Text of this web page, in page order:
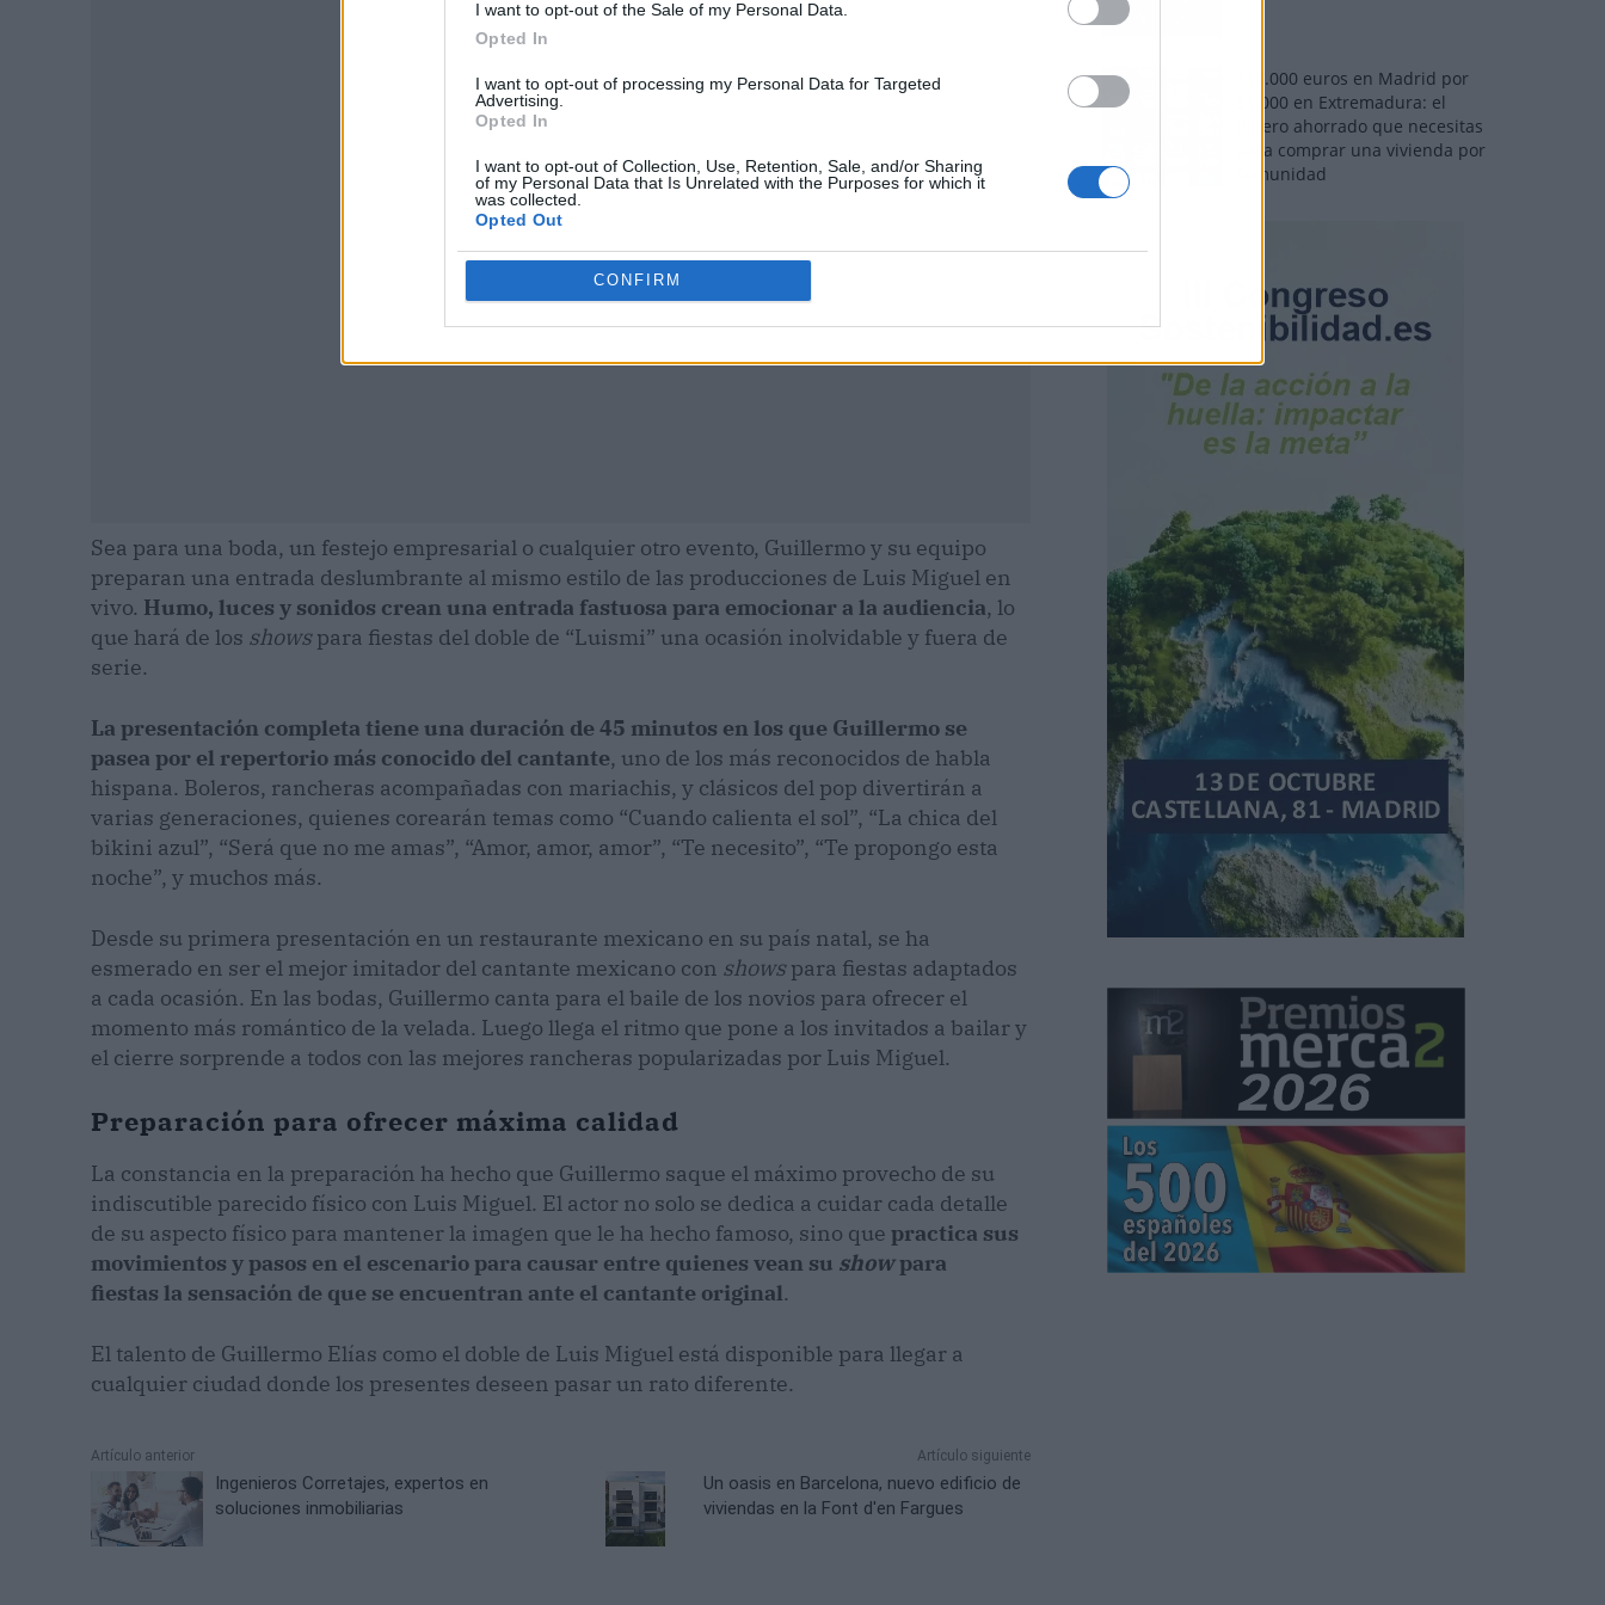
I want to opt-out of the Sale of my Personal Data.
Opted In
I want to opt-out of processing my Personal Data for Targeted
Advertising.
Opted In
I want to opt-out of Collection, Use, Retention, Sale, and/or Sharing
of my Personal Data that Is Unrelated with the Purposes for which it
was collected.
Opted Out
CONFIRM
Publicidad
Sea para una boda, un festejo empresarial o cualquier otro evento, Guillermo y su equipo
preparan una entrada deslumbrante al mismo estilo de las producciones de Luis Miguel en
vivo. Humo, luces y sonidos crean una entrada fastuosa para emocionar a la audiencia, lo
que hará de los showspara fiestas del doble de “Luismi” una ocasión inolvidable y fuera de
serie.
La presentación completa tiene una duración de 45 minutos en los que Guillermo se
pasea por el repertorio más conocido del cantante, uno de los más reconocidos de habla
hispana. Boleros, rancheras acompañadas con mariachis, y clásicos del pop divertirán a
varias generaciones, quienes corearán temas como “Cuando calienta el sol”, “La chica del
bikini azul”, “Será que no me amas”, “Amor, amor, amor”, “Te necesito”, “Te propongo esta
noche”, y muchos más.
Desde su primera presentación en un restaurante mexicano en su país natal, se ha
esmerado en ser el mejor imitador del cantante mexicano con showspara fiestas adaptados
a cada ocasión. En las bodas, Guillermo canta para el baile de los novios para ofrecer el
momento más romántico de la velada. Luego llega el ritmo que pone a los invitados a bailar y
el cierre sorprende a todos con las mejores rancheras popularizadas por Luis Miguel.
Preparación para ofrecer máxima calidad
La constancia en la preparación ha hecho que Guillermo saque el máximo provecho de su
indiscutible parecido físico con Luis Miguel. El actor no solo se dedica a cuidar cada detalle
de su aspecto físico para mantener la imagen que le ha hecho famoso, sino que practica sus
movimientos y pasos en el escenario para causar entre quienes vean su showpara
fiestas la sensación de que se encuentran ante el cantante original.
El talento de Guillermo Elías como el doble de Luis Miguel está disponible para llegar a
cualquier ciudad donde los presentes deseen pasar un rato diferente.
Artículo anterior
Ingenieros Corretajes, expertos en
soluciones inmobiliarias
Artículo siguiente
Un oasis en Barcelona, nuevo edificio de
viviendas en la Font d'en Fargues
110.000 euros en Madrid por
31.000 en Extremadura: el
dinero ahorrado que necesitas
para comprar una vivienda por
comunidad